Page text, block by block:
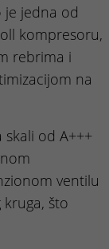
je jedna od
kompresoru,
rebrima i
na
od A+++
ventilu
što